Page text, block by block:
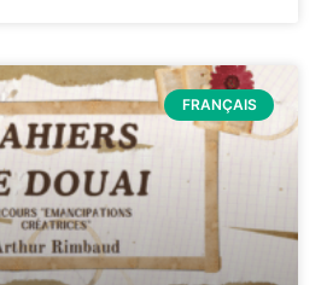
FRANÇAIS